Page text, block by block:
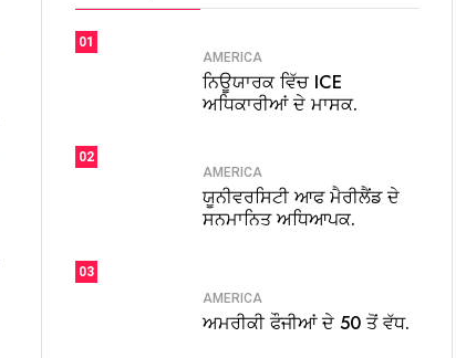
01
AMERICA
ਨਿਊਯਾਰਕ ਵਿੱਚ ICE
ਅਧਿਕਾਰੀਆਂ ਦੇ ਮਾਸਕ.
02
AMERICA
ਯੂਨੀਵਰਸਿਟੀ ਆਫ ਮੈਰੀਲੈਂਡ ਦੇ
ਸਨਮਾਨਿਤ ਅਧਿਆਪਕ.
03
AMERICA
ਅਮਰੀਕੀ ਫੌਜੀਆਂ ਦੇ 50 ਤੋਂ ਵੱਧ.